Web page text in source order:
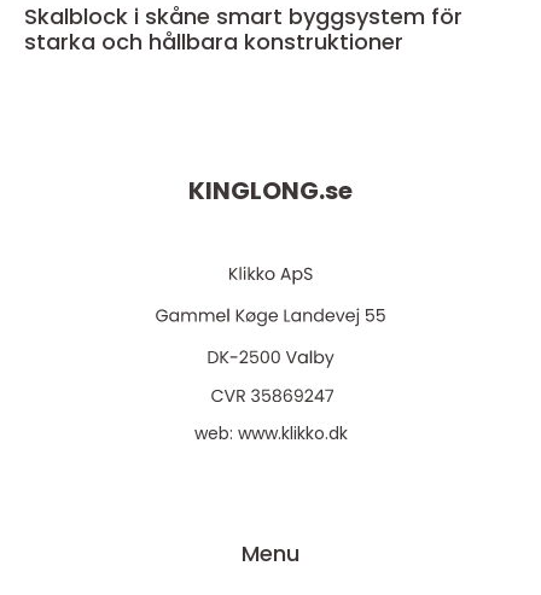
Skalblock i skåne smart byggsystem för
starka och hållbara konstruktioner
KINGLONG.se
web: www.klikko.dk
Menu